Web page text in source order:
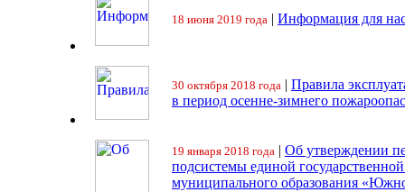
18 июня 2019 года | Информация для
30 октября 2018 года | Правила
в период осенне-зимнего
19 января 2018 года | Об утверждении
подсистемы единой
муниципального образования